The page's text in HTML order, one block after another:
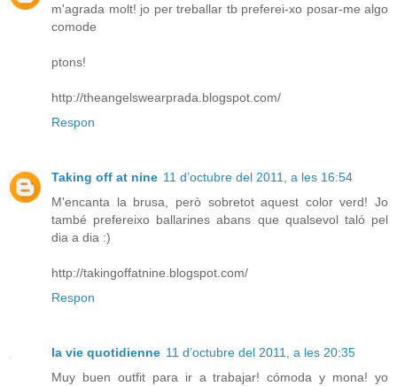
m'agrada molt! jo per treballar tb preferei-xo posar-me algo
comode
ptons!
http://theangelswearprada.blogspot.com/
Respon
Taking off at nine 11 d’octubre del 2011, a les 16:54
M'encanta la brusa, però sobretot aquest color verd! Jo
també prefereixo ballarines abans que qualsevol taló pel
dia a dia :)
http://takingoffatnine.blogspot.com/
Respon
la vie quotidienne 11 d’octubre del 2011, a les 20:35
Muy buen outfit para ir a trabajar! cómoda y mona! yo